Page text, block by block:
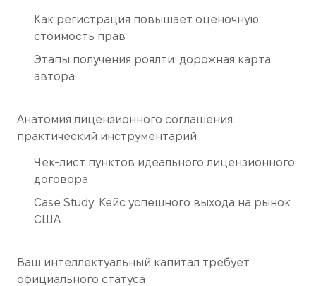
Как регистрация повышает оценочную
стоимость прав
Этапы получения роялти: дорожная карта
автора
Анатомия лицензионного соглашения:
практический инструментарий
Чек-лист пунктов идеального лицензионного
договора
Case Study: Кейс успешного выхода на рынок
США
Ваш интеллектуальный капитал требует
официального статуса